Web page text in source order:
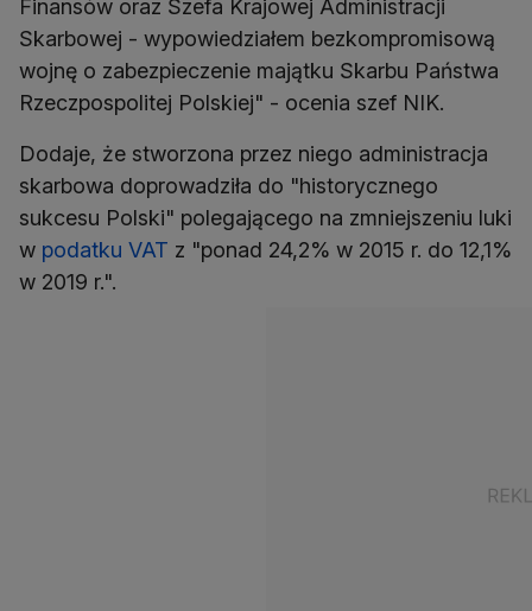
Finansów oraz Szefa Krajowej Administracji
Skarbowej - wypowiedziałem bezkompromisową
wojnę o zabezpieczenie majątku Skarbu Państwa
Rzeczpospolitej Polskiej" - ocenia szef NIK.
Dodaje, że stworzona przez niego administracja
skarbowa doprowadziła do "historycznego
sukcesu Polski" polegającego na zmniejszeniu luki
w podatku VAT z "ponad 24,2% w 2015 r. do 12,1%
w 2019 r.".